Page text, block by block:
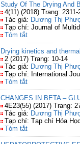
Study Of The Drying And
4(11) (2018) Trang: 2311-
Tác giả: Dương Thị
Tạp chí: Journal of
Tóm tắt
Drying kinetics and
2 (2017) Trang: 10-14
Tác giả: Dương Thị
Tạp chí: International
Tóm tắt
CHANGES IN ΒETA –
4E23(55) (2017) Trang:
Tác giả: Dương Thị
Tạp chí: Tạp chí Hóa Học
Tóm tắt